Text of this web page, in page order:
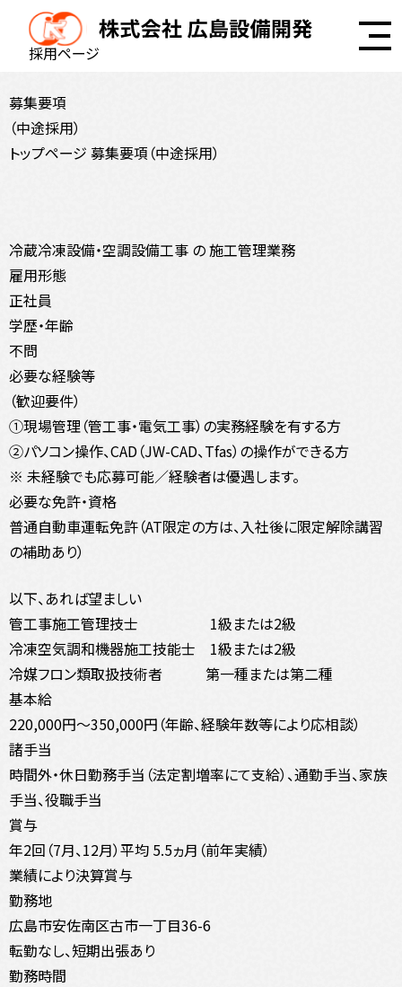
採用ページ
募集要項
（中途採用）
トップページ 募集要項（中途採用）
冷蔵冷凍設備・空調設備工事 の 施工管理業務
雇用形態
正社員
学歴・年齢
不問
必要な経験等
（歓迎要件）
①現場管理（管工事・電気工事）の実務経験を有する方
②パソコン操作、CAD（JW-CAD、Tfas）の操作ができる方
※ 未経験でも応募可能／経験者は優遇します。
必要な免許・資格
普通自動車運転免許（AT限定の方は、入社後に限定解除講習
の補助あり）
以下、あれば望ましい
管工事施工管理技士 1級または2級
冷凍空気調和機器施工技能士 1級または2級
冷媒フロン類取扱技術者 第一種または第二種
基本給
220,000円～350,000円（年齢、経験年数等により応相談）
諸手当
時間外・休日勤務手当（法定割増率にて支給）、通勤手当、家族
手当、役職手当
賞与
年2回（7月、12月）平均 5.5ヵ月（前年実績）
業績により決算賞与
勤務地
広島市安佐南区古市一丁目36-6
転勤なし、短期出張あり
勤務時間